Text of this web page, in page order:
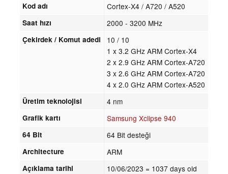
Kod adı Cortex-X4 / A720 / A520
Saat hızı 2000 - 3200 MHz
Çekirdek / Komut adedi
10 / 10
1 x 3.2 GHz ARM Cortex-X4
2 x 2.9 GHz ARM Cortex-A720
3 x 2.6 GHz ARM Cortex-A720
4 x 2.0 GHz ARM Cortex-A520
Üretim teknolojisi 4 nm
Grafik kartı Samsung Xclipse 940
64 Bit 64 Bit desteği
Architecture ARM
Açıklama tarihi 10/06/2023 = 1037 days old